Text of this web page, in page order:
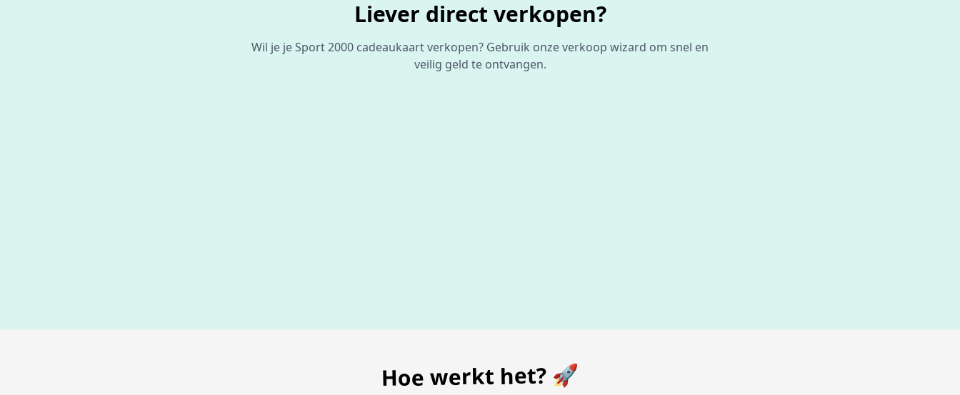
Liever direct verkopen?
Wil je je Sport 2000 cadeaukaart verkopen? Gebruik onze verkoop wizard om snel en
veilig geld te ontvangen.
Hoe werkt het? 🚀